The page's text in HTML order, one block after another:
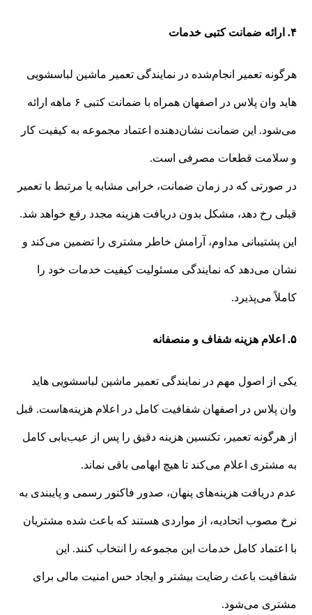
۴. ارائه ضمانت کتبی خدمات
هرگونه تعمیر انجام‌شده در نمایندگی تعمیر ماشین لباسشویی
هاید وان پلاس در اصفهان همراه با ضمانت کتبی ۶ ماهه ارائه
می‌شود. این ضمانت نشان‌دهنده اعتماد مجموعه به کیفیت کار
و سلامت قطعات مصرفی است.
در صورتی که در زمان ضمانت، خرابی مشابه یا مرتبط با تعمیر
قبلی رخ دهد، مشکل بدون دریافت هزینه مجدد رفع خواهد شد.
این پشتیبانی مداوم، آرامش خاطر مشتری را تضمین می‌کند و
نشان می‌دهد که نمایندگی مسئولیت کیفیت خدمات خود را
کاملاً می‌پذیرد.
۵. اعلام هزینه شفاف و منصفانه
یکی از اصول مهم در نمایندگی تعمیر ماشین لباسشویی هاید
وان پلاس در اصفهان شفافیت کامل در اعلام هزینه‌هاست. قبل
از هرگونه تعمیر، تکنسین هزینه دقیق را پس از عیب‌یابی کامل
به مشتری اعلام می‌کند تا هیچ ابهامی باقی نماند.
عدم دریافت هزینه‌های پنهان، صدور فاکتور رسمی و پایبندی به
نرخ مصوب اتحادیه، از مواردی هستند که باعث شده مشتریان
با اعتماد کامل خدمات این مجموعه را انتخاب کنند. این
شفافیت باعث رضایت بیشتر و ایجاد حس امنیت مالی برای
مشتری می‌شود.